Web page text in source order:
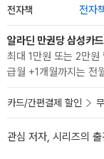
전자책 전자
알라딘 만권당 삼성카
최대 1만원 또는 2만
급월 +1개월까지는 전
카드/간편결제 할인
관심 저자, 시리즈의